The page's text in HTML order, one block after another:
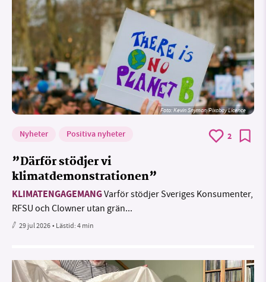
Foto:Kevin Snyman/Pixabay Licence
Nyheter Positiva nyheter 2
”Därför stödjer vi
klimatdemonstrationen”
KLIMATENGAGEMANGVarför stödjer Sveriges Konsumenter,
RFSU och Clowner utan grän...
29 jul 2026• Lästid:4 min